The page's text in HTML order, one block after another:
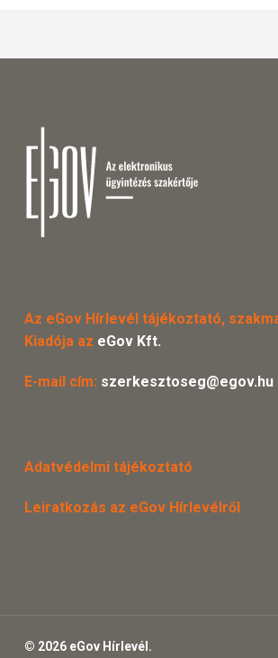
Az eGov Hírlevél tájékoztató,
Kiadója az eGov Kft.
E-mail cím: szerkesztoseg@egov.hu
Adatvédelmi tájékoztató
Leiratkozás az eGov Hírlevélről
© 2026 eGov Hírlevél.